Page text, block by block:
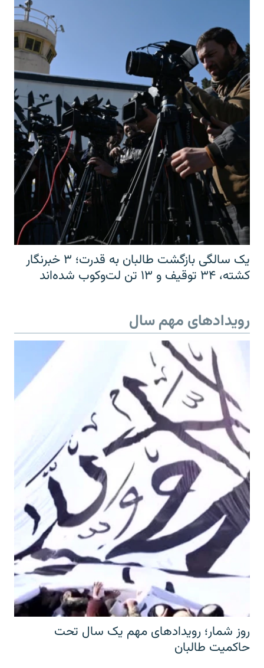
یک سالگی بازگشت طالبان به قدرت؛ ۳ خبرنگار
کشته، ۳۴ توقیف و ۱۳ تن لت‌وکوب شده‌اند
رویدادهای مهم سال
روز شمار؛ رویدادهای مهم یک سال تحت
حاکمیت طالبان